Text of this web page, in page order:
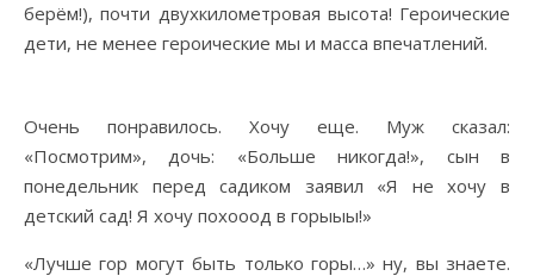
берём!), почти двухкилометровая высота! Героические
дети, не менее героические мы и масса впечатлений.
Очень понравилось. Хочу еще. Муж сказал:
«Посмотрим», дочь: «Больше никогда!», сын в
понедельник перед садиком заявил «Я не хочу в
детский сад! Я хочу похооод в горыыы!»
«Лучше гор могут быть только горы…» ну, вы знаете.